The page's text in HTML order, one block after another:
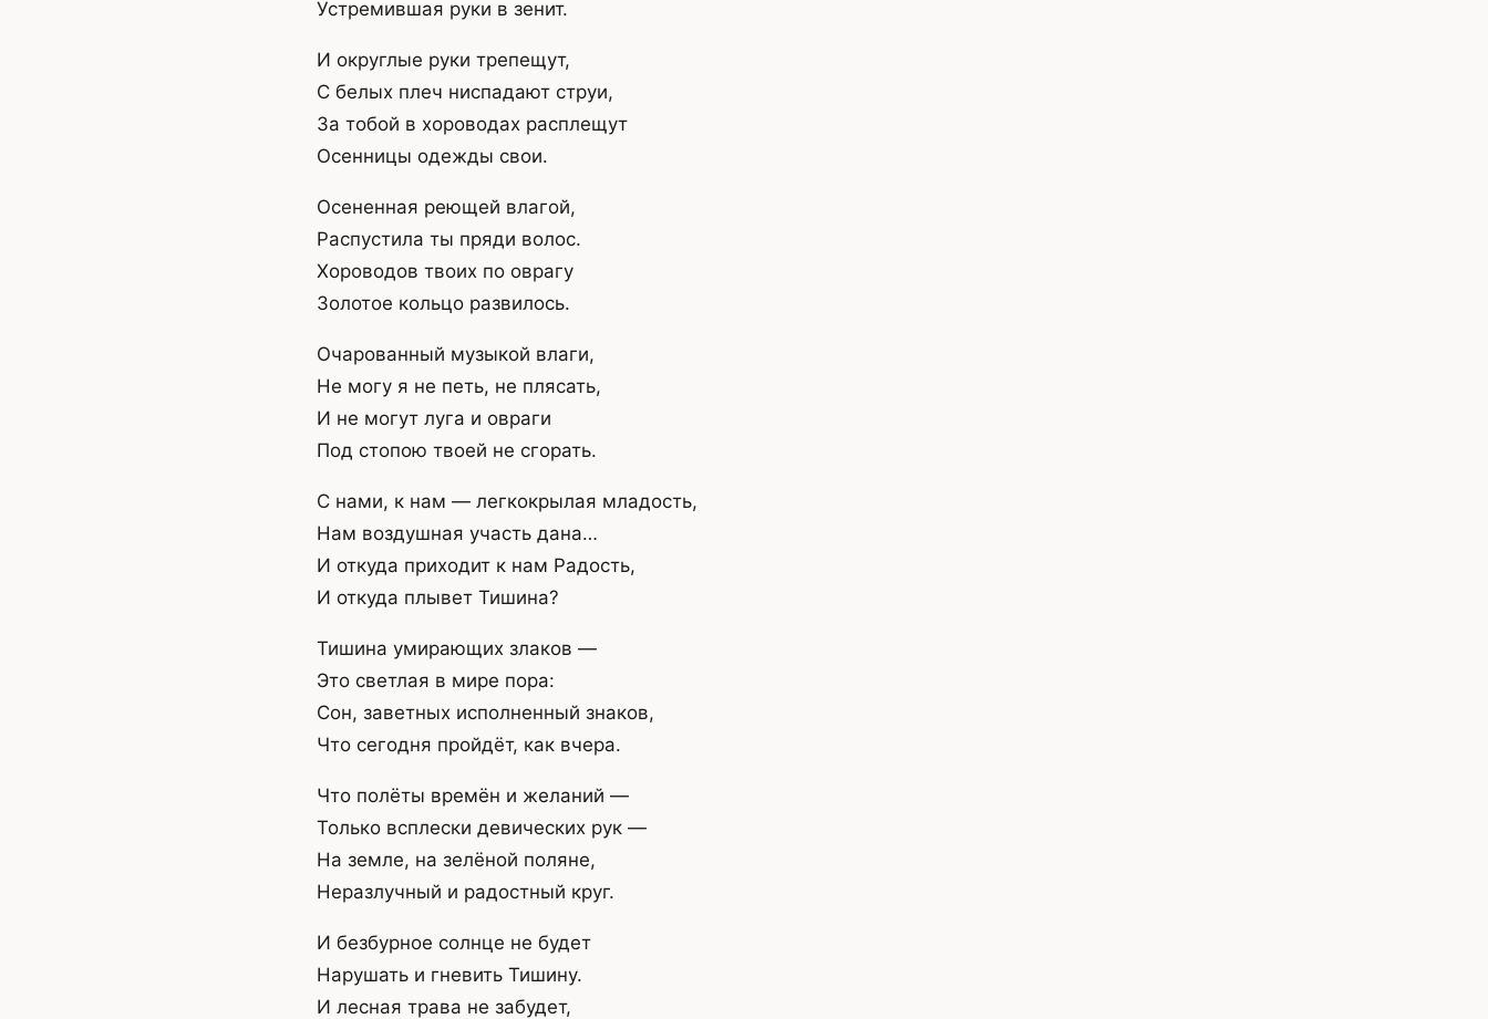
Устремившая руки в зенит.
И округлые руки трепещут,
С белых плеч ниспадают струи,
За тобой в хороводах расплещут
Осенницы одежды свои.
Осененная реющей влагой,
Распустила ты пряди волос.
Хороводов твоих по оврагу
Золотое кольцо развилось.
Очарованный музыкой влаги,
Не могу я не петь, не плясать,
И не могут луга и овраги
Под стопою твоей не сгорать.
С нами, к нам — легкокрылая младость,
Нам воздушная участь дана…
И откуда приходит к нам Радость,
И откуда плывет Тишина?
Тишина умирающих злаков —
Это светлая в мире пора:
Сон, заветных исполненный знаков,
Что сегодня пройдёт, как вчера.
Что полёты времён и желаний —
Только всплески девических рук —
На земле, на зелёной поляне,
Неразлучный и радостный круг.
И безбурное солнце не будет
Нарушать и гневить Тишину.
И лесная трава не забудет,